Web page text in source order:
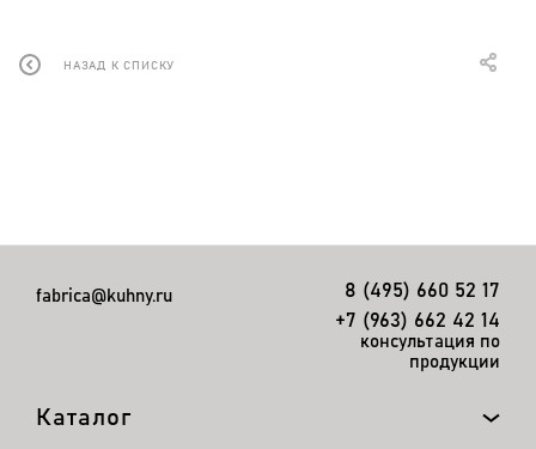
НАЗАД К СПИСКУ
fabrica@kuhny.ru
8 (495) 660 52 17
+7 (963) 662 42 14
консультация по
продукции
Каталог